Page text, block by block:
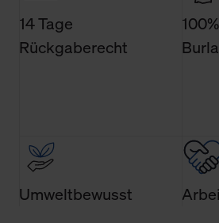
14 Tage
Rückgaberecht
Umweltbewusst